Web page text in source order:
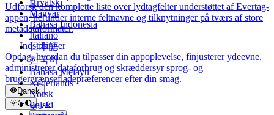
Hrvatski
Magyar
Bahasa Indonesia
Italiano
日本語
한국어
Bahasa Melayu
Nederlands
Norsk
Polski
Udforsk den komplette liste over lydtagfelter understøttet af Evertag-
appen, herunder interne feltnavne og tilknytninger på tværs af store
metadataformater.
Indstillinger
Opdag, hvordan du tilpasser din appoplevelse, finjusterer ydeevne,
administrerer dataforbrug og skræddersyr sprog- og
brugergrænsefladepræferencer efter din smag.
Dansk
عربي